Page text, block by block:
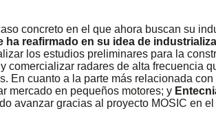
concreto en el que ahora buscan su
ha reafirmado en su idea de
los estudios preliminares para la
comercializar radares de alta frecuencia
En cuanto a la parte más relacionada
mercado en pequeños motores; y
avanzar gracias al proyecto MOSIC en